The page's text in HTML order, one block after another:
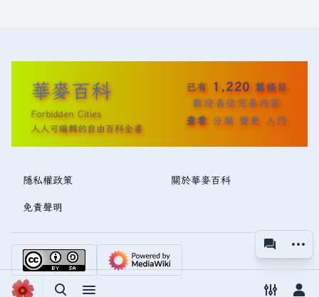
視圖
更多
華麥百科
Forbidden Cities
人人可編輯的自由百科全書
已有 1,220 篇條目
歡迎各位完善內容
查看 分類 變更 入門
隱私權政策 關於華麥百科
免責聲明